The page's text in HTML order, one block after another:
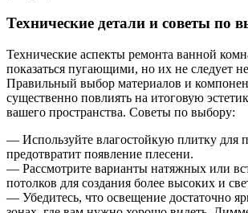
Технические детали и советы по
Технические аспекты ремонта ванной
показаться пугающими, но их не следует
Правильный выбор материалов и
существенно повлиять на итоговую
вашего пространства. Советы по выбору:
— Используйте влагостойкую плитку для
предотвратит появление плесени.
— Рассмотрите варианты натяжных или
потолков для создания более высоких и
— Убедитесь, что освещение достаточно